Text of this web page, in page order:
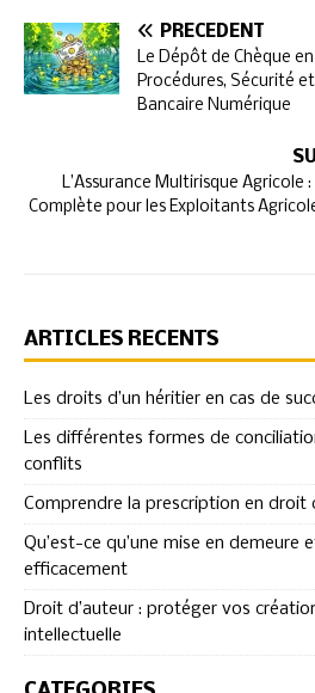
PRÉCÉDENT
Le Dépôt de Chèque
Procédures, Sécurité
Bancaire Numérique
L’Assurance Multirisque Agricole
Complète pour les Exploitants
ARTICLES RÉCENTS
Les droits d’un héritier en cas de
Les différentes formes de
conflits
Comprendre la prescription en droit
Qu’est-ce qu’une mise en demeure
efficacement
Droit d’auteur : protéger vos
intellectuelle